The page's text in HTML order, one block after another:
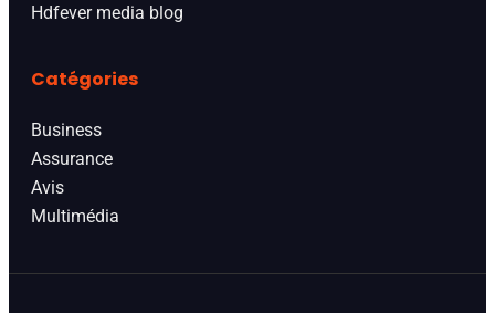
Hdfever media blog
Catégories
Business
Assurance
Avis
Multimédia